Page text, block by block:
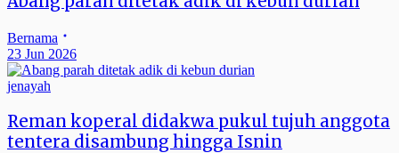
Bernama
23 Jun 2026
jenayah
Reman koperal didakwa pukul tujuh anggota
tentera disambung hingga Isnin